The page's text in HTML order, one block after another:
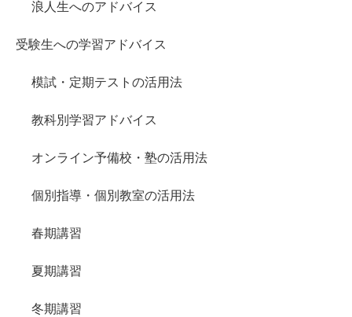
浪人生へのアドバイス
受験生への学習アドバイス
模試・定期テストの活用法
教科別学習アドバイス
オンライン予備校・塾の活用法
個別指導・個別教室の活用法
春期講習
夏期講習
冬期講習